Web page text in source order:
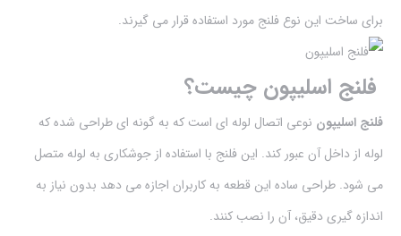
برای ساخت این نوع فلنج مورد استفاده قرار می گیرند.
فلنج اسلیپون چیست؟
فلنج اسلیپون نوعی اتصال لوله ای است که به گونه ای طراحی شده که
لوله از داخل آن عبور کند. این فلنج با استفاده از جوشکاری به لوله متصل
می شود. طراحی ساده این قطعه به کاربران اجازه می دهد بدون نیاز به
اندازه گیری دقیق، آن را نصب کنند.